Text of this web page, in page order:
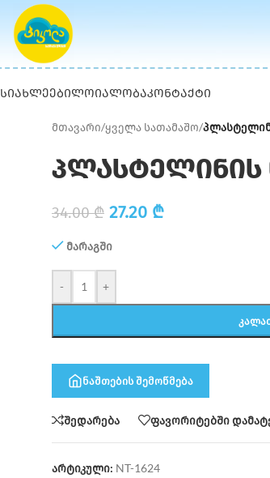
ᲡᲘᲐᲮᲚᲔᲔᲑᲘᲚᲝᲘᲐᲚᲝᲑᲐᲙᲝᲜᲢᲐᲥᲢᲘ
მთავარი/ყველა სათამაშო/
პლასტელინის
34.00₾ 27.20 ₾
მარაგში
- +
ნაშთების შემოწმება
შედარება ფავორიტებში
არტიკული: NT-1624